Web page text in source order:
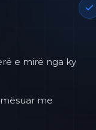
e mirë nga ky
me